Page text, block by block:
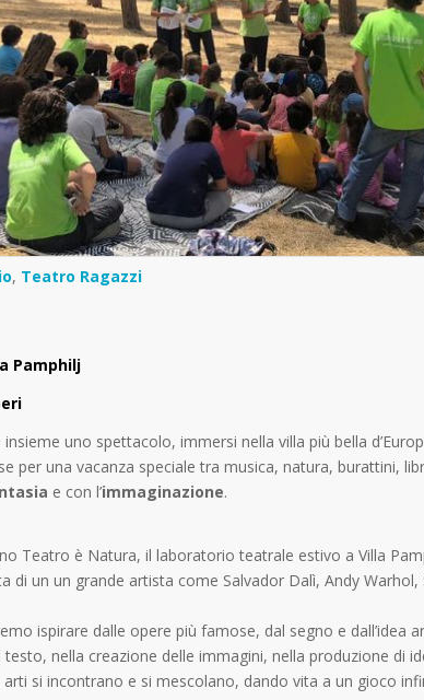
, Teatro Ragazzi
Pamphilj
uno spettacolo, immersi nella villa più bella
per una vacanza speciale tra musica, natura, burattini,
e con l’immaginazione.
Teatro è Natura, il laboratorio teatrale estivo a Villa
di un un grande artista come Salvador Dalì, Andy
ispirare dalle opere più famose, dal segno e dall’idea
nella creazione delle immagini, nella produzione di
si incontrano e si mescolano, dando vita a un gioco